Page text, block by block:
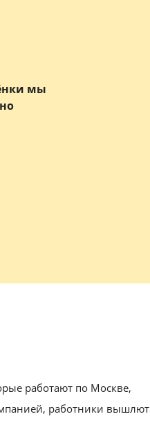
мы
работают по Москве,
работники вышлют